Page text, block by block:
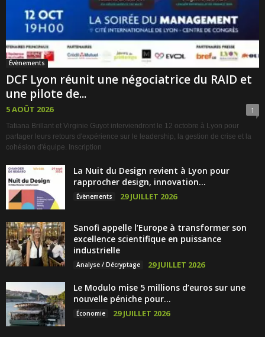
Évènements
DCF Lyon réunit une négociatrice du RAID et
une pilote de...
5 AOÛT 2026 1
Tatiana Brillant et Virginie Guyot interviendront le 12 octobre à Lyon pour
partager leurs retours d'expérience sur le leadership, la gestion de crise et la
cohésion d'équipe. Inscription
La Nuit du Design revient à Lyon pour
rapprocher design, innovation...
Évènements 29 JUILLET 2026
Sanofi appelle l’Europe à transformer son
excellence scientifique en puissance
industrielle
Analyse / Décryptage 29 JUILLET 2026
Le Modulo mise 5 millions d’euros sur une
nouvelle péniche pour...
Économie 29 JUILLET 2026